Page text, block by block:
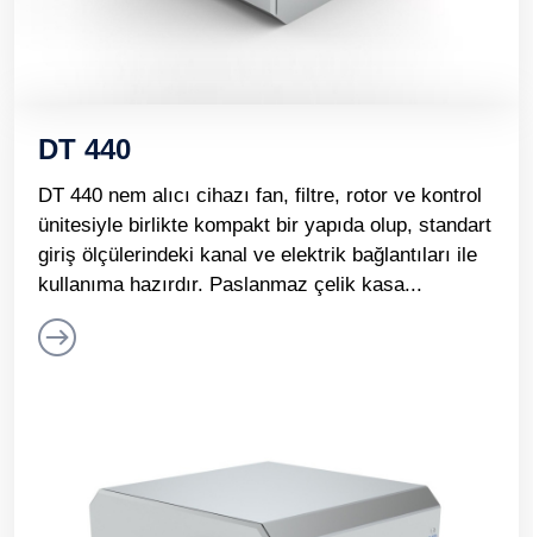
DT 440
DT 440 nem alıcı cihazı fan, filtre, rotor ve kontrol
ünitesiyle birlikte kompakt bir yapıda olup, standart
giriş ölçülerindeki kanal ve elektrik bağlantıları ile
kullanıma hazırdır. Paslanmaz çelik kasa...